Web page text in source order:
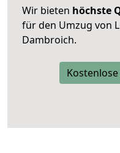
Wir bieten höchste
für den Umzug von
Dambroich.